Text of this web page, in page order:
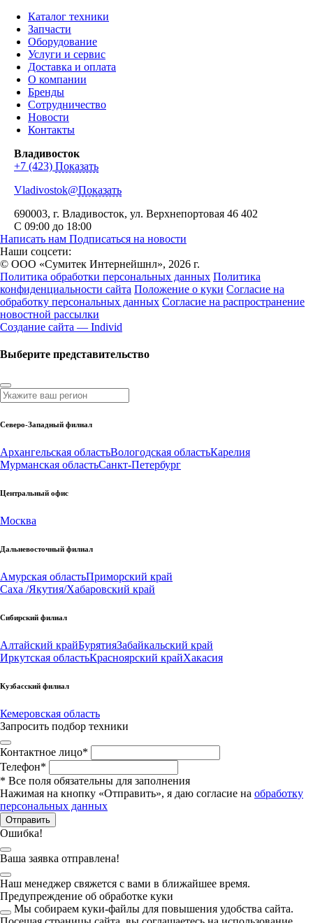
Каталог техники
Запчасти
Оборудование
Услуги и сервис
Доставка и оплата
О компании
Бренды
Сотрудничество
Новости
Контакты
Владивосток
+7 (423) Показать
Vladivostok@Показать
690003, г. Владивосток, ул. Верхнепортовая 46 402
С 09:00 до 18:00
Написать нам Подписаться на новости
Наши соцсети:
© ООО «Сумитек Интернейшнл», 2026 г.
Политика обработки персональных данных Политика
конфиденциальности сайта Положение о куки Согласие на
обработку персональных данных Согласие на распространение
новостной рассылки
Создание сайта — Individ
Выберите представительство
Северо-Западный филиал
Архангельская областьВологодская областьКарелия
Мурманская областьСанкт-Петербург
Центральный офис
Москва
Дальневосточный филиал
Амурская областьПриморский край
Саха /Якутия/Хабаровский край
Сибирский филиал
Алтайский крайБурятияЗабайкальский край
Иркутская областьКрасноярский крайХакасия
Кузбасский филиал
Кемеровская область
Запросить подбор техники
Контактное лицо*
Телефон*
* Все поля обязательны для заполнения
Нажимая на кнопку «Отправить», я даю согласие на обработку
персональных данных
Отправить
Ошибка!
Ваша заявка отправлена!
Наш менеджер свяжется с вами в ближайшее время.
Предупреждение об обработке куки
Мы собираем куки-файлы для повышения удобства сайта.